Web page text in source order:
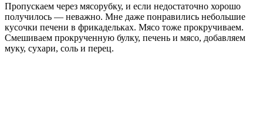
Пропускаем через мясорубку, и если недостаточно хорошо
получилось — неважно. Мне даже понравились небольшие
кусочки печени в фрикадельках. Мясо тоже прокручиваем.
Смешиваем прокрученную булку, печень и мясо, добавляем
муку, сухари, соль и перец.